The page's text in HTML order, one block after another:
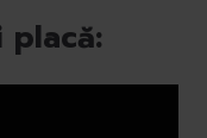
placă: